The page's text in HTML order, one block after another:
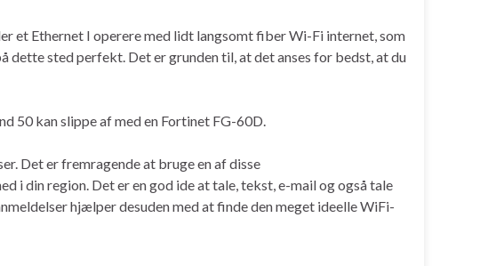
et Ethernet I operere med lidt langsomt fiber Wi-Fi internet, som
sted perfekt. Det er grunden til, at det anses for bedst, at du
50 kan slippe af med en Fortinet FG-60D.
Det er fremragende at bruge en af ​​disse
i din region. Det er en god ide at tale, tekst, e-mail og også tale
hjælper desuden med at finde den meget ideelle WiFi-